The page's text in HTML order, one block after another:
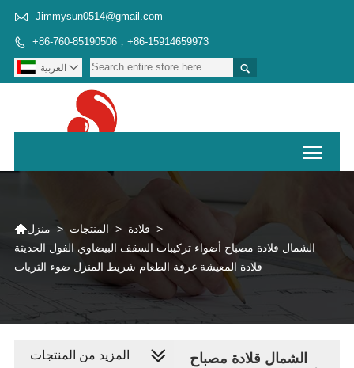
 Jimmysun0514@gmail.com
 +86-760-85190506，+86-15914659973
 العربية 
منزل > المنتجات > قلادة >
الشمال قلادة مصباح أضواء تركيبات السقف البيضاوي الفول الحديثة
قلادة المعيشة غرفة الطعام شريط المنزل ضوء الثريات
الشمال قلادة مصباح
المزيد من المنتجات